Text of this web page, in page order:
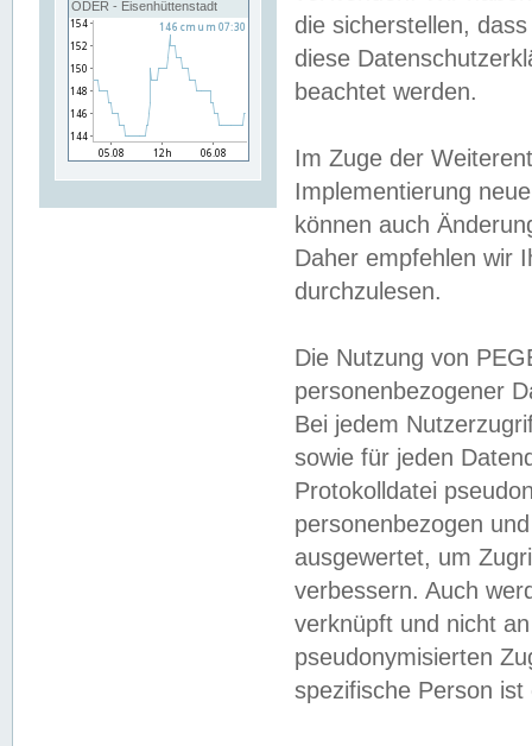
ODER - Eisenhüttenstadt
die sicherstellen,
diese
beachtet werden.
Im Zuge der
Implementierung
können auch
Daher empfehlen wir
durchzulesen.
Die Nutzung von
personenbezogener
Bei jedem
sowie für jeden
Protokolldatei
personenbezogen
ausgewertet, um
verbessern. Auch
verknüpft und nicht
pseudonymisierten
spezifische Person